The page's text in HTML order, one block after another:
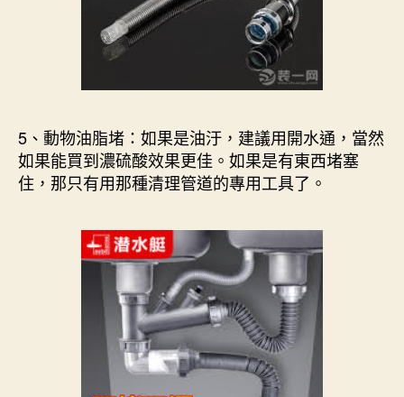
5、動物油脂堵：如果是油汙，建議用開水通，當然
如果能買到濃硫酸效果更佳。如果是有東西堵塞
住，那只有用那種清理管道的專用工具了。